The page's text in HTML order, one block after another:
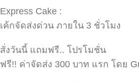
Express Cake :
เค้กจัดส่งด่วน ภายใน 3 ชั่วโมง
สั่งวันนี้ แถมฟรี.. โปรโมชั่น
ฟรี!! ค่าจัดส่ง 300 บาท แรก โดย